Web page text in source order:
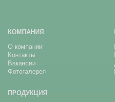
КОМПАНИЯ
О компании
Контакты
Вакансии
Фотогалерея
ПРОДУКЦИЯ